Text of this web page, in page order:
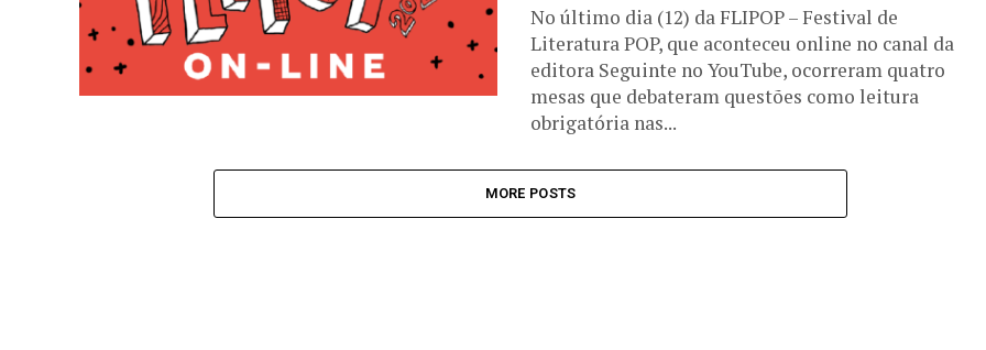
No último dia (12) da FLIPOP – Festival de
Literatura POP, que aconteceu online no canal da
editora Seguinte no YouTube, ocorreram quatro
mesas que debateram questões como leitura
obrigatória nas...
MORE POSTS